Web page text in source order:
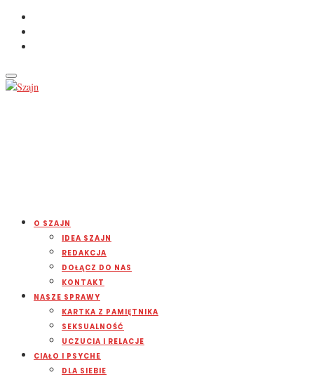
O SZAJN
IDEA SZAJN
REDAKCJA
DOŁĄCZ DO NAS
KONTAKT
NASZE SPRAWY
KARTKA Z PAMIĘTNIKA
SEKSUALNOŚĆ
UCZUCIA I RELACJE
CIAŁO I PSYCHE
DLA SIEBIE